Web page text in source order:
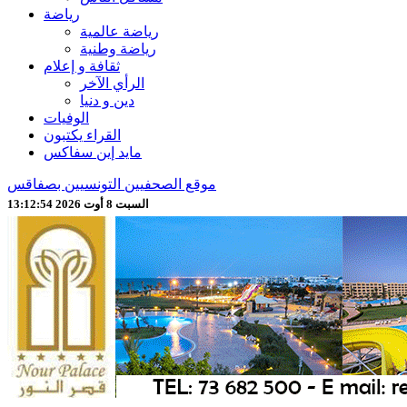
رياضة
رياضة عالمية
رياضة وطنية
ثقافة و إعلام
الرأي الآخر
دين و دنيا
الوفيات
القراء يكتبون
مايد إين سفاكس
موقع الصحفيين التونسيين بصفاقس
السبت 8 أوت 2026 13:12:56